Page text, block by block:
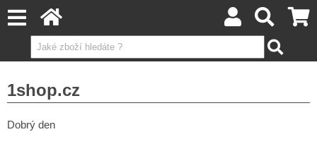
1shop.cz
Dobrý den